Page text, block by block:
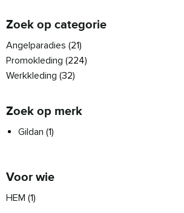
Zoek op categorie
Angelparadies (21)
Promokleding (224)
Werkkleding (32)
Zoek op merk
Gildan (1)
Voor wie
HEM (1)